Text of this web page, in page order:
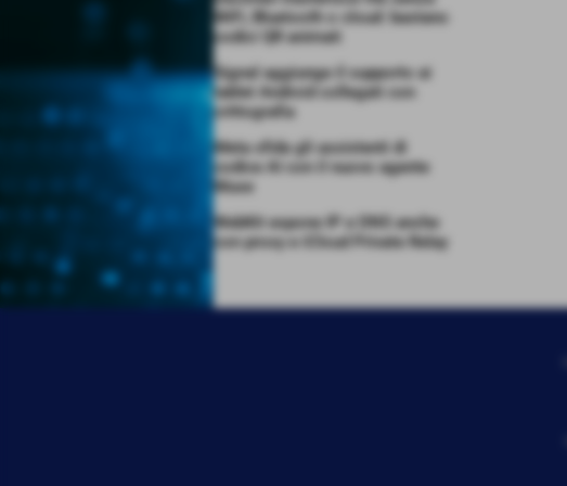
WiFi, Bluetooth o cloud: bastano
codici QR animati
Signal aggiunge il supporto ai
tablet Android collegati con
crittografia
Meta sfida gli assistenti di
codice AI con il nuovo agente
Muse
WebKit espone IP e DNS anche
con proxy e iCloud Private Relay